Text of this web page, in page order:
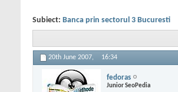
Subiect: Banca prin sectorul 3 Bucuresti
20th June 2007, 16:34
fedoras
Junior SeoPedia